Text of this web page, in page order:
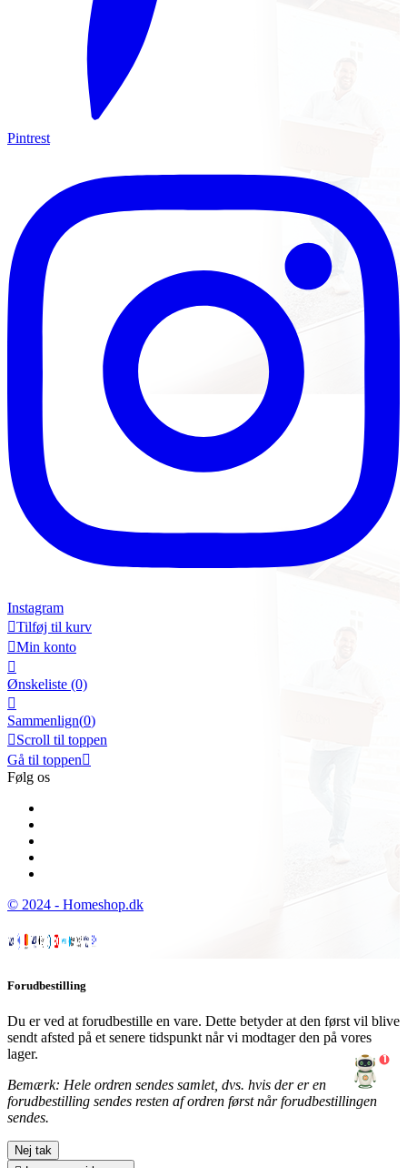
Pintrest
Instagram
Tilføj til kurv
Min konto

Ønskeliste (0)

Sammenlign(0)
Scroll til toppen
Gå til toppen
Følg os
© 2024 - Homeshop.dk
Forudbestilling
Du er ved at forudbestille en vare. Dette betyder at den først vil blive
sendt afsted på et senere tidspunkt når vi modtager den på vores
lager.
Bemærk: Hele ordren sendes samlet, dvs. hvis der er en
forudbestilling sendes resten af ordren først når forudbestillingen
sendes.
Nej tak
1